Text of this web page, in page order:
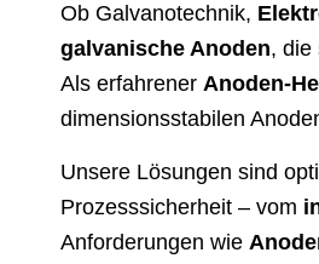
Ob Galvanotechnik,
galvanische Anoden, die
Als erfahrener Anoden-
dimensionsstabilen
Unsere Lösungen sind
Prozesssicherheit – vom
Anforderungen wie